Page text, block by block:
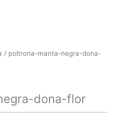
/ poltrona-manta-negra-dona-
dona-flor